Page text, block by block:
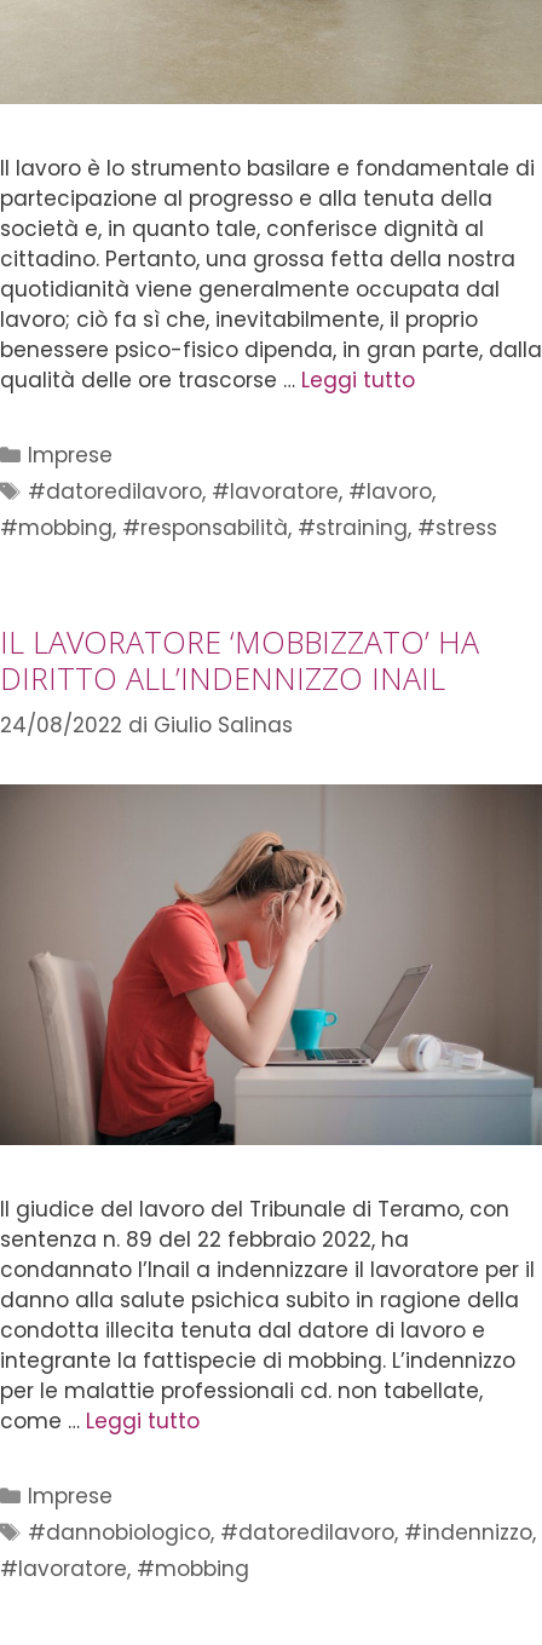
Il lavoro è lo strumento basilare e fondamentale di
partecipazione al progresso e alla tenuta della
società e, in quanto tale, conferisce dignità al
cittadino. Pertanto, una grossa fetta della nostra
quotidianità viene generalmente occupata dal
lavoro; ciò fa sì che, inevitabilmente, il proprio
benessere psico-fisico dipenda, in gran parte, dalla
qualità delle ore trascorse … Leggi tutto
Imprese
#datoredilavoro, #lavoratore, #lavoro,
#mobbing, #responsabilità, #straining, #stress
IL LAVORATORE ‘MOBBIZZATO’ HA
DIRITTO ALL’INDENNIZZO INAIL
24/08/2022 di Giulio Salinas
Il giudice del lavoro del Tribunale di Teramo, con
sentenza n. 89 del 22 febbraio 2022, ha
condannato l’Inail a indennizzare il lavoratore per il
danno alla salute psichica subito in ragione della
condotta illecita tenuta dal datore di lavoro e
integrante la fattispecie di mobbing. L’indennizzo
per le malattie professionali cd. non tabellate,
come … Leggi tutto
Imprese
#dannobiologico, #datoredilavoro, #indennizzo,
#lavoratore, #mobbing